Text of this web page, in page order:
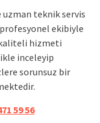
uzman teknik servis
ekibiyle
hizmeti
inceleyip
sorunsuz bir
59 56